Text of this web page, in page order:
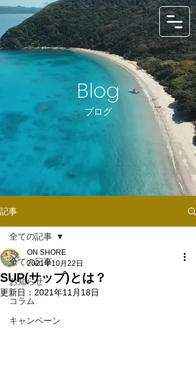
Blog
ブログ
記事
全ての記事
お知らせ
コラム
キャンペーン
全ての記事
SUP(サップ)とは？
ON SHORE
2021年10月22日
更新日： 2021年11月18日